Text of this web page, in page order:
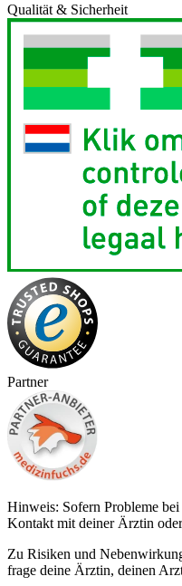
Qualität & Sicherheit
Partner
Hinweis: Sofern Probleme
Kontakt mit deiner Ärztin
Zu Risiken und
frage deine Ärztin, deinen